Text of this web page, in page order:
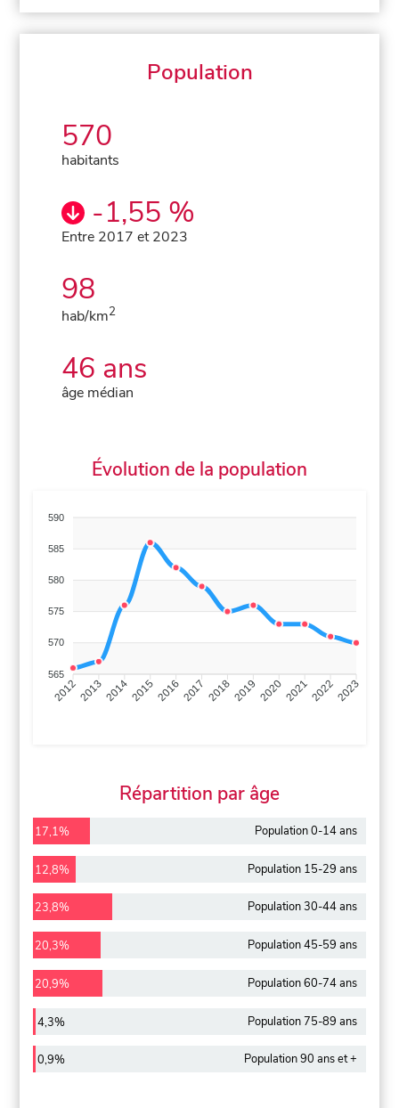
Population
570
habitants
-1,55 %
Entre 2017 et 2023
98
hab/km2
46 ans
âge médian
Évolution de la population
590
585
580
575
570
565
201220132014201520162017 20182019 2020202120222023
Répartition par âge
17,1% Population 0-14 ans
12,8% Population 15-29 ans
23,8% Population 30-44 ans
20,3% Population 45-59 ans
20,9% Population 60-74 ans
4,3% Population 75-89 ans
0,9% Population 90 ans et +